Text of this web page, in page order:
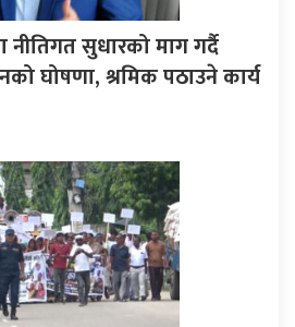
नीतिगत सुधारको माग गर्दै
घोषणा, श्रमिक पठाउने कार्य